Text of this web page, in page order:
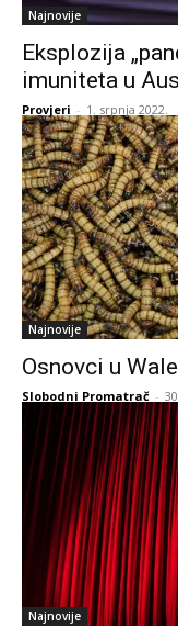
Najnovije
Eksplozija
imuniteta u
Provjeri - 1. srpnja 2022.
Najnovije
Osnovci u
Slobodni Promatrač -
Najnovije